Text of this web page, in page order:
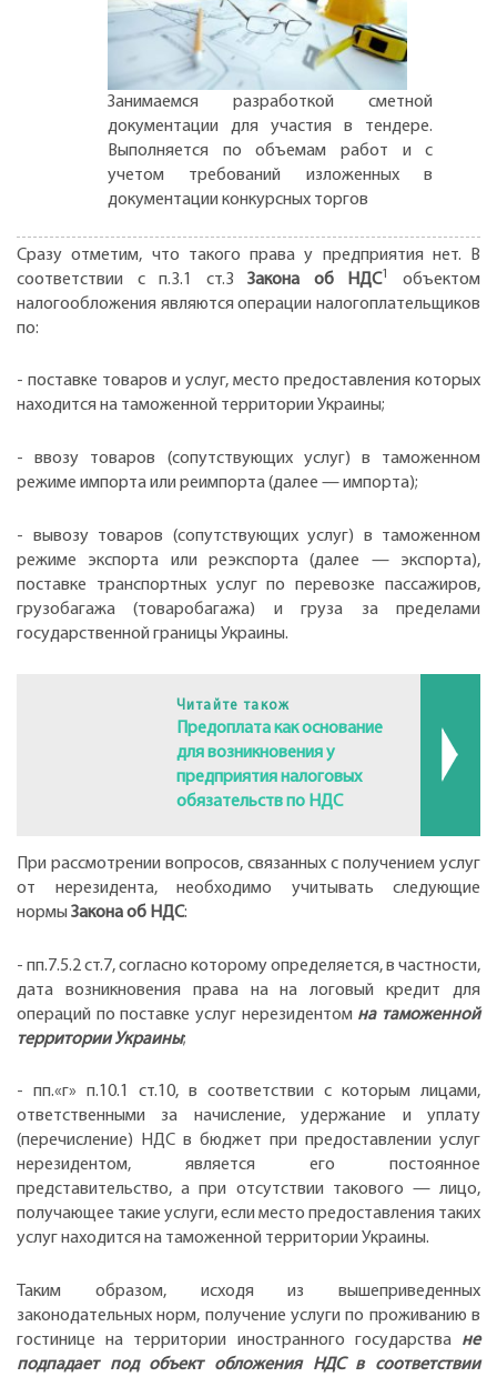
Занимаемся разработкой сметной
документации для участия в тендере.
Выполняется по объемам работ и с
учетом требований изложенных в
документации конкурсных торгов
Сразу отметим, что такого права у предприятия нет. В
соответствии с п.3.1 ст.3Закона об НДС1
объектом
налогообложения являются операции налогоплательщиков
по:
- поставке товаров и услуг, место предоставления которых
находится на таможенной территории Украины;
- ввозу товаров (сопутствующих услуг) в таможенном
режиме импорта или реимпорта (далее — импорта);
- вывозу товаров (сопутствующих услуг) в таможенном
режиме экспорта или реэкспорта (далее — экспорта),
поставке транспортных услуг по перевозке пассажиров,
грузобагажа (товаробагажа) и груза за пределами
государственной границы Украины.
Читайте також
Предоплата как основание
для возникновения у
предприятия налоговых
обязательств по НДС
При рассмотрении вопросов, связанных с получением услуг
от нерезидента, необходимо учитывать следующие
нормы Закона об НДС:
- пп.7.5.2 ст.7, согласно которому определяется, в частности,
дата возникновения права на на логовый кредит для
операций по поставке услуг нерезидентом на таможенной
территории Украины;
- пп.«г» п.10.1 ст.10, в соответствии с которым лицами,
ответственными за начисление, удержание и уплату
(перечисление) НДС в бюджет при предоставлении услуг
нерезидентом, является его постоянное
представительство, а при отсутствии такового — лицо,
получающее такие услуги, если место предоставления таких
услуг находится на таможенной территории Украины.
Таким образом, исходя из вышеприведенных
законодательных норм, получение услуги по проживанию в
гостинице на территории иностранного государства не
подпадает под объект обложения НДС в соответствии